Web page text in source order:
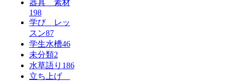
器具 素材
198
学び レッ
スン87
学生水槽46
未分類2
水草語り 186
立ち上げ